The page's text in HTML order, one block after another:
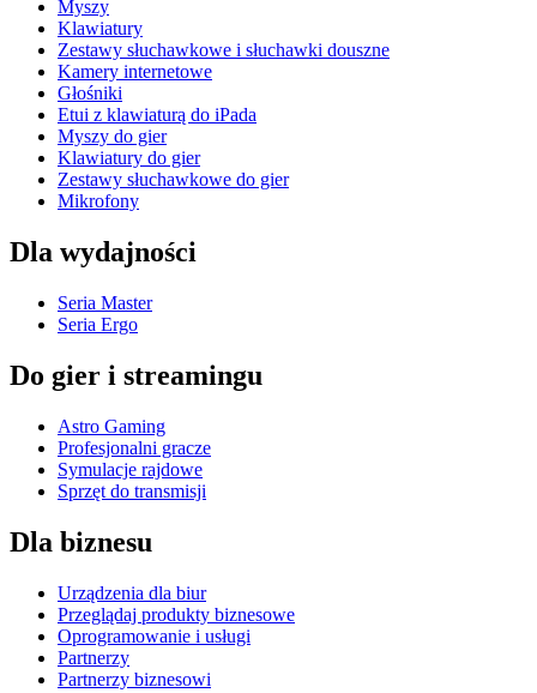
Myszy
Klawiatury
Zestawy słuchawkowe i słuchawki douszne
Kamery internetowe
Głośniki
Etui z klawiaturą do iPada
Myszy do gier
Klawiatury do gier
Zestawy słuchawkowe do gier
Mikrofony
Dla wydajności
Seria Master
Seria Ergo
Do gier i streamingu
Astro Gaming
Profesjonalni gracze
Symulacje rajdowe
Sprzęt do transmisji
Dla biznesu
Urządzenia dla biur
Przeglądaj produkty biznesowe
Oprogramowanie i usługi
Partnerzy
Partnerzy biznesowi